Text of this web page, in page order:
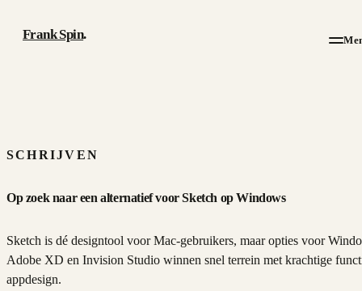
Frank Spin.
Artikelen
Over
CV
SCHRIJVEN
Op zoek naar een alternatief voor Sketch op Windows
Sketch is dé designtool voor Mac-gebruikers, maar opties voor
Adobe XD en Invision Studio winnen snel terrein met krachtige
appdesign.